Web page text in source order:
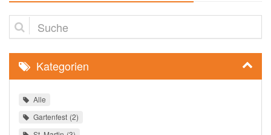
Suche
Kategorien
Alle
Gartenfest 2